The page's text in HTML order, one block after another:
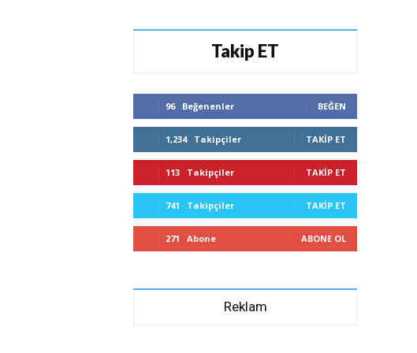
Takip ET
96 Beğenenler BEĞEN
1,234 Takipçiler TAKIP ET
113 Takipçiler TAKIP ET
741 Takipçiler TAKIP ET
271 Abone ABONE OL
Reklam